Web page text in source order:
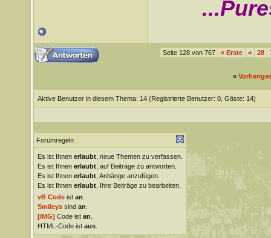
Seite 128 von 767 «Erste < 28
«
Aktive Benutzer in diesem Thema: 14 (Registrierte Benutzer: 0, Gäste: 14)
Forumregeln
Es ist Ihnen erlaubt, neue Themen zu verfassen.
Es ist Ihnen erlaubt, auf Beiträge zu antworten.
Es ist Ihnen erlaubt, Anhänge anzufügen.
Es ist Ihnen erlaubt, Ihre Beiträge zu bearbeiten.
vB Codeist an
Smileyssind an
[IMG] Code ist an
HTML-Code ist aus.